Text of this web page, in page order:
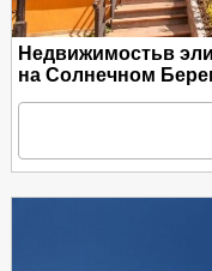
автомобили в аренду
офис турагенства
Wi-Fi/беспроводной
бесплатный Wi-Fi
Годовая такса
: Такса
30%- при подписании
Остальная сумма-
Недвижимостьв
на Солнечном